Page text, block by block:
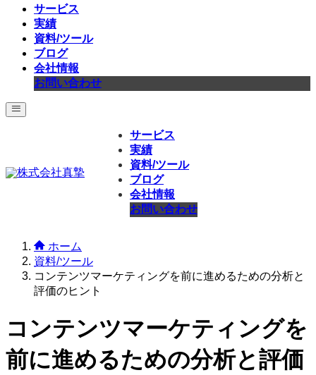
サービス
実績
資料/ツール
ブログ
会社情報
お問い合わせ
サービス
実績
資料/ツール
ブログ
会社情報
お問い合わせ
ホーム
資料/ツール
コンテンツマーケティングを前に進めるための分析と
評価のヒント
コンテンツマーケティングを
前に進めるための分析と評価